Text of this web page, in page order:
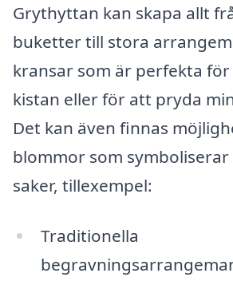
Grythyttan kan skapa allt
buketter till stora
kransar som är perfekta
kistan eller för att pryda
Det kan även finnas
blommor som symboliserar
saker, tillexempel:
Traditionella